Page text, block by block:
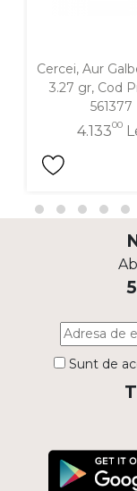
Cercei, Aur
3.27 gr, Cod
561377
4.13300
Sunt de